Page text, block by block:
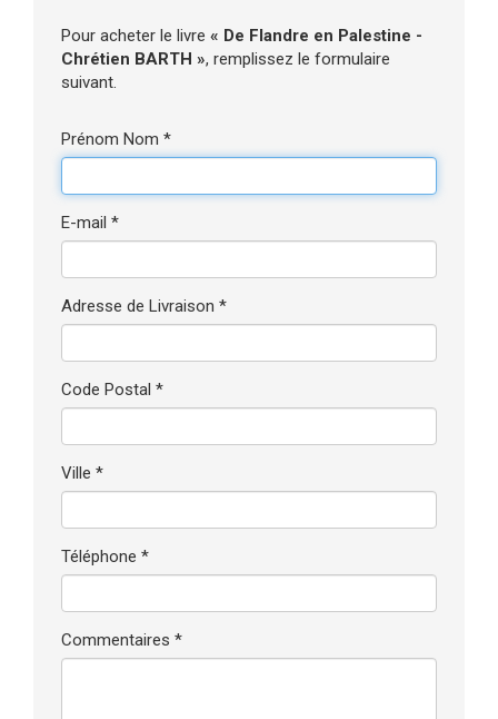
Pour acheter le livre « De Flandre en Palestine -
Chrétien BARTH », remplissez le formulaire
suivant.
Prénom Nom *
E-mail *
Adresse de Livraison *
Code Postal *
Ville *
Téléphone *
Commentaires *